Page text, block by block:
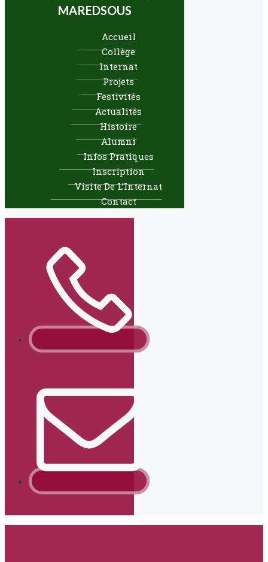
MAREDSOUS
Accueil
Collège
Internat
Projets
Festivités
Actualités
Histoire
Alumni
Infos Pratiques
Inscription
Visite De L’Internat
Contact